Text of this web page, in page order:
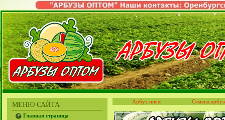
МЕНЮ САЙТА
Главная страница
Арбуз-инфо Семена